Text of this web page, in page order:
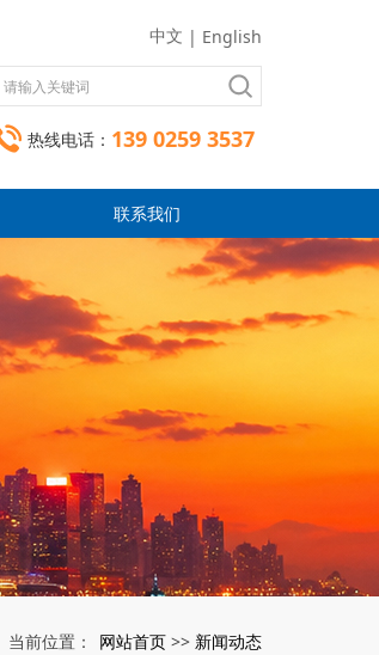
中文 | English
热线电话： 139 0259 3537
联系我们
当前位置： 网站首页 >> 新闻动态